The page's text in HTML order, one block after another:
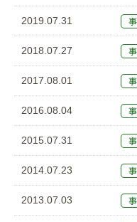
2019.07.31
2018.07.27
2017.08.01
2016.08.04
2015.07.31
2014.07.23
2013.07.03